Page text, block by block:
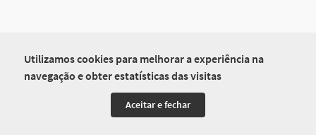
Utilizamos cookies para melhorar a experiência na
navegação e obter estatísticas das visitas
Aceitar e fechar